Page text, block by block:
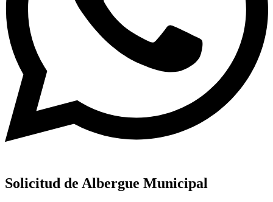
Solicitud de Albergue Municipal